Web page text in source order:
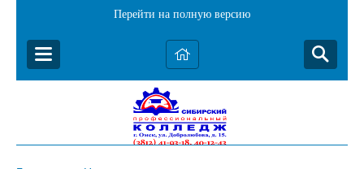
Перейти на полную версию